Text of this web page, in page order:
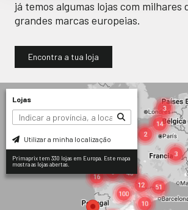
já temos algumas lojas com milhares
grandes marcas europeias.
Encontra a tua loja
Lojas
Utilizar a minha localização
Primaprix tem 330 lojas em Europa. Este mapa
mostra as lojas abertas.